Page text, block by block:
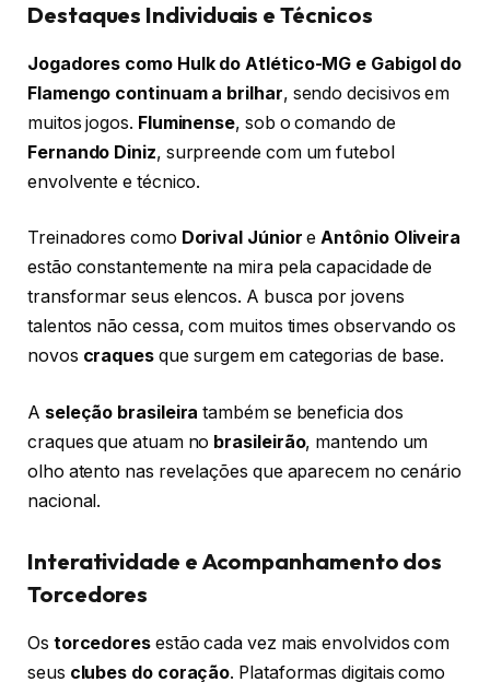
Destaques Individuais e Técnicos
Jogadores como Hulk do Atlético-MG e Gabigol do
Flamengo continuam a brilhar, sendo decisivos em
muitos jogos. Fluminense, sob o comando de
Fernando Diniz, surpreende com um futebol
envolvente e técnico.
Treinadores como Dorival Júnior eAntônio Oliveira
estão constantemente na mira pela capacidade de
transformar seus elencos. A busca por jovens
talentos não cessa, com muitos times observando os
novos craquesque surgem em categorias de base.
A seleção brasileira também se beneficia dos
craques que atuam no brasileirão, mantendo um
olho atento nas revelações que aparecem no cenário
nacional.
Interatividade e Acompanhamento dos
Torcedores
Os torcedoresestão cada vez mais envolvidos com
seus clubes do coração. Plataformas digitais como